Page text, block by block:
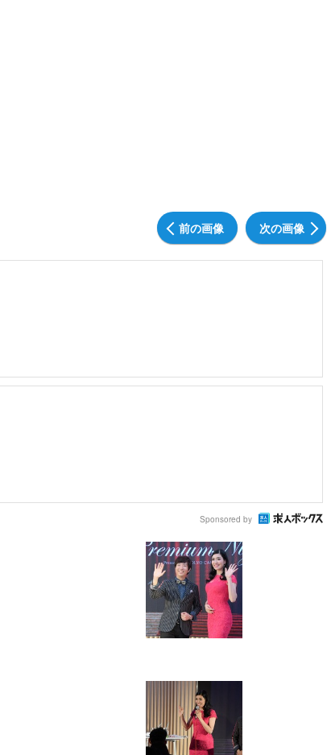
前の画像 次の画像
Sponsored by